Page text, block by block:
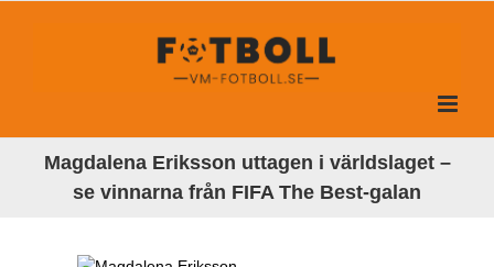
Magdalena Eriksson uttagen i världslaget –
se vinnarna från FIFA The Best-galan